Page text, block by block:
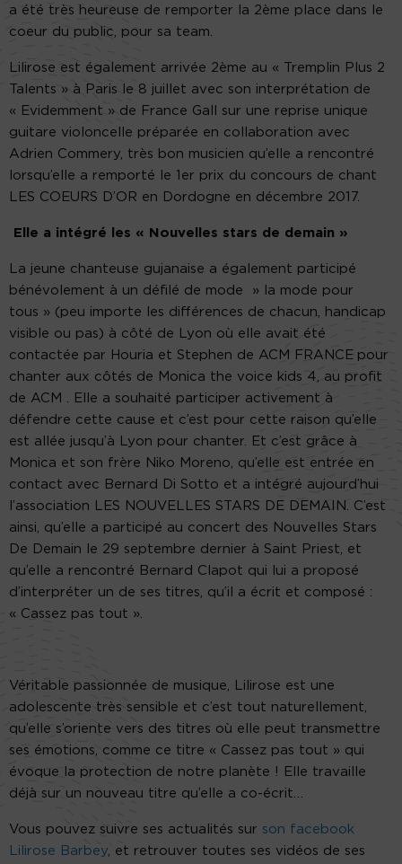
a été très heureuse de remporter la 2ème place dans le
coeur du public, pour sa team.
Lilirose est également arrivée 2ème au « Tremplin Plus 2
Talents » à Paris le 8 juillet avec son interprétation de
« Evidemment » de France Gall sur une reprise unique
guitare violoncelle préparée en collaboration avec
Adrien Commery, très bon musicien qu’elle a rencontré
lorsqu’elle a remporté le 1er prix du concours de chant
LES COEURS D’OR en Dordogne en décembre 2017.
Elle a intégré les « Nouvelles stars de demain »
La jeune chanteuse gujanaise a également participé
bénévolement à un défilé de mode » la mode pour
tous » (peu importe les différences de chacun, handicap
visible ou pas) à côté de Lyon où elle avait été
contactée par Houria et Stephen de ACM FRANCE pour
chanter aux côtés de Monica the voice kids 4, au profit
de ACM . Elle a souhaité participer activement à
défendre cette cause et c’est pour cette raison qu’elle
est allée jusqu’à Lyon pour chanter. Et c’est grâce à
Monica et son frère Niko Moreno, qu’elle est entrée en
contact avec Bernard Di Sotto et a intégré aujourd’hui
l’association LES NOUVELLES STARS DE DEMAIN. C’est
ainsi, qu’elle a participé au concert des Nouvelles Stars
De Demain le 29 septembre dernier à Saint Priest, et
qu’elle a rencontré Bernard Clapot qui lui a proposé
d’interpréter un de ses titres, qu’il a écrit et composé :
« Cassez pas tout ».
Véritable passionnée de musique, Lilirose est une
adolescente très sensible et c’est tout naturellement,
qu’elle s’oriente vers des titres où elle peut transmettre
ses émotions, comme ce titre « Cassez pas tout » qui
évoque la protection de notre planète ! Elle travaille
déjà sur un nouveau titre qu’elle a co-écrit…
Vous pouvez suivre ses actualités sur son facebook
Lilirose Barbey , et retrouver toutes ses vidéos de ses